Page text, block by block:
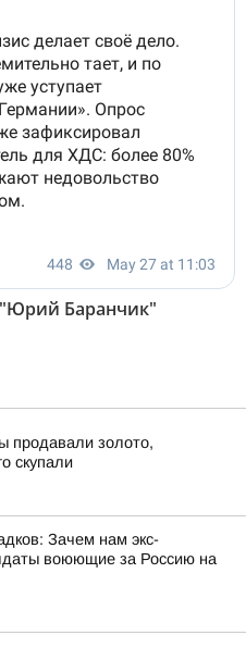
"Юрий Баранчик"
продавали золото,
скупали
Зачем нам экс-
воюющие за Россию на